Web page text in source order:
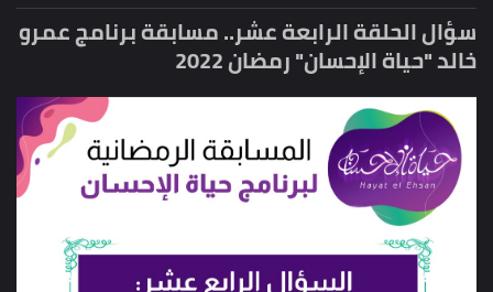
سؤال الحلقة الرابعة عشر.. مسابقة برنامج عمرو
خالد "حياة الإحسان" رمضان 2022